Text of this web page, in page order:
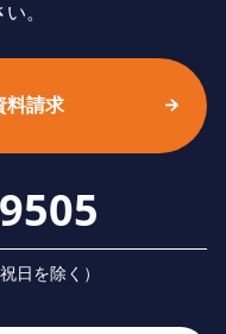
。
料請求
⽇を除く）